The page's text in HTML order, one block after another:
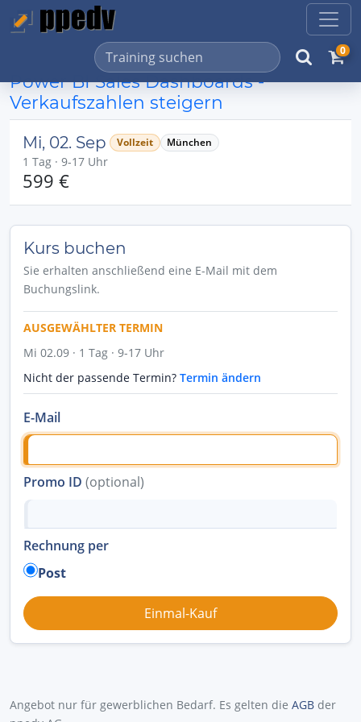
0
Power BI Sales Dashboards -
Verkaufszahlen steigern
Mi, 02. Sep Vollzeit München
1 Tag · 9-17 Uhr
599 €
Kurs buchen
Sie erhalten anschließend eine E-Mail mit dem
Buchungslink.
AUSGEWÄHLTER TERMIN
Mi 02.09 · 1 Tag · 9-17 Uhr
Nicht der passende Termin? Termin ändern
E-Mail
Promo ID (optional)
Rechnung per
Post
Angebot nur für gewerblichen Bedarf. Es gelten die AGB der